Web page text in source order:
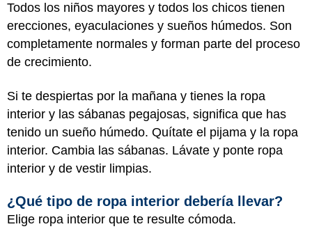
Todos los niños mayores y todos los chicos tienen
erecciones, eyaculaciones y sueños húmedos. Son
completamente normales y forman parte del proceso
de crecimiento.
Si te despiertas por la mañana y tienes la ropa
interior y las sábanas pegajosas, significa que has
tenido un sueño húmedo. Quítate el pijama y la ropa
interior. Cambia las sábanas. Lávate y ponte ropa
interior y de vestir limpias.
¿Qué tipo de ropa interior debería llevar?
Elige ropa interior que te resulte cómoda.